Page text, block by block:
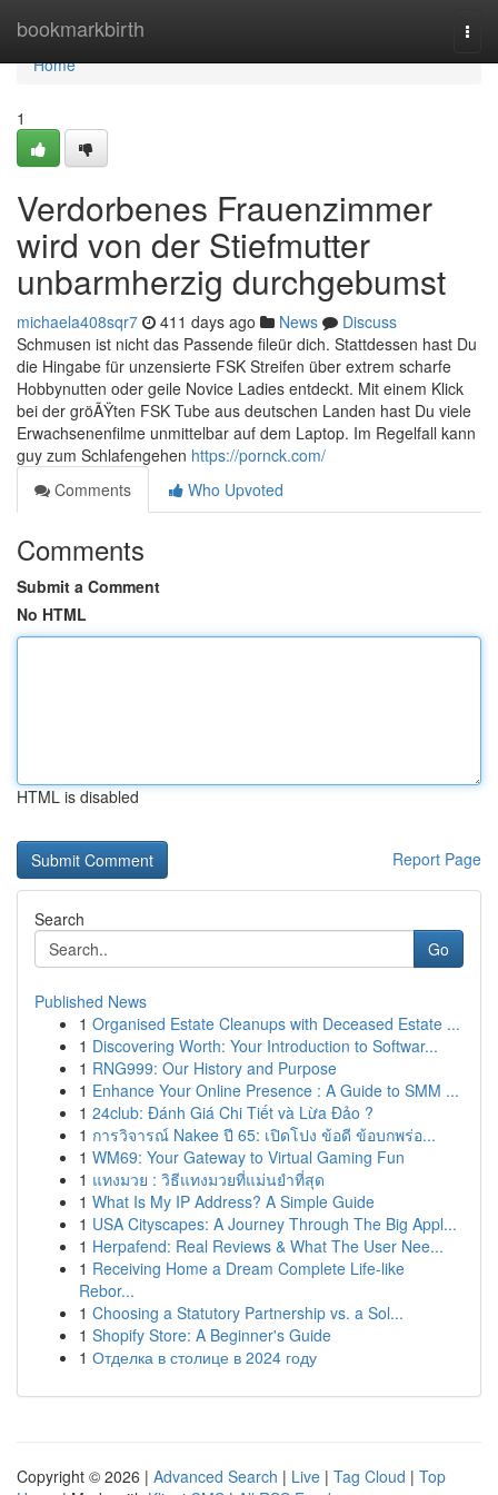
bookmarkbirth
Home
Home
1
Verdorbenes Frauenzimmer
wird von der Stiefmutter
unbarmherzig durchgebumst
michaela408sqr7 411 days ago News
Discuss
Schmusen ist nicht das Passende fileür dich. Stattdessen hast Du
die Hingabe für unzensierte FSK Streifen über extrem scharfe
Hobbynutten oder geile Novice Ladies entdeckt. Mit einem Klick
bei der gröÃŸten FSK Tube aus deutschen Landen hast Du viele
Erwachsenenfilme unmittelbar auf dem Laptop. Im Regelfall kann
guy zum Schlafengehen https://pornck.com/
Comments
Who Upvoted
Comments
Submit a Comment
No HTML
HTML is disabled
Report Page
Search
Go
Published News
1 Organised Estate Cleanups with Deceased Estate ...
1 Discovering Worth: Your Introduction to Softwar...
1 RNG999: Our History and Purpose
1 Enhance Your Online Presence : A Guide to SMM ...
1 24club: Đánh Giá Chi Tiết và Lừa Đảo ?
1 การวิจารณ์ Nakee ปี 65: เปิดโปง ข้อดี ข้อบกพร่อ...
1 WM69: Your Gateway to Virtual Gaming Fun
1 แทงมวย : วิธีแทงมวยที่แม่นยำที่สุด
1 What Is My IP Address? A Simple Guide
1 USA Cityscapes: A Journey Through The Big Appl...
1 Herpafend: Real Reviews & What The User Nee...
1 Receiving Home a Dream Complete Life-like
Rebor...
1 Choosing a Statutory Partnership vs. a Sol...
1 Shopify Store: A Beginner's Guide
1 Отделка в столице в 2024 году
Copyright © 2026 | Advanced Search | Live | Tag Cloud | Top